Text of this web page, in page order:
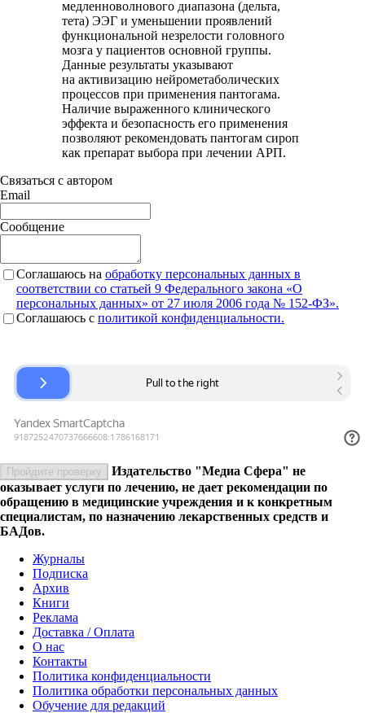
медленноволнового диапазона (дельта,
тета) ЭЭГ и уменьшении проявлений
функциональной незрелости головного
мозга у пациентов основной группы.
Данные результаты указывают
на активизацию нейрометаболических
процессов при применения пантогама.
Наличие выраженного клинического
эффекта и безопасность его применения
позволяют рекомендовать пантогам сироп
как препарат выбора при лечении АРП.
Связаться с автором
Email
Сообщение
Соглашаюсь на обработку персональных данных в
соответствии со статьей 9 Федерального закона «О
персональных данных» от 27 июля 2006 года № 152-ФЗ».
Соглашаюсь c политикой конфиденциальности.
Пройдите проверку
Издательство "Медиа Сфера" не
оказывает услуги по лечению, не дает рекомендации по
обращению в медицинские учреждения и к конкретным
специалистам, по назначению лекарственных средств и
БАДов.
Журналы
Подписка
Архив
Книги
Реклама
Доставка / Оплата
О нас
Контакты
Политика конфиденциальности
Политика обработки персональных данных
Обучение для редакций